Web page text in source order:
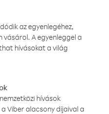
az egyenlegéhez,
vásárol. A egyenleggel a
hívásokat a világ
hívások
Viber alacsony díjaival a